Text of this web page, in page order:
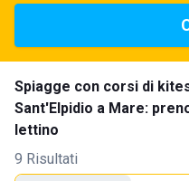
Spiagge con corsi di
Sant'Elpidio a Mare:
lettino
9 Risultati